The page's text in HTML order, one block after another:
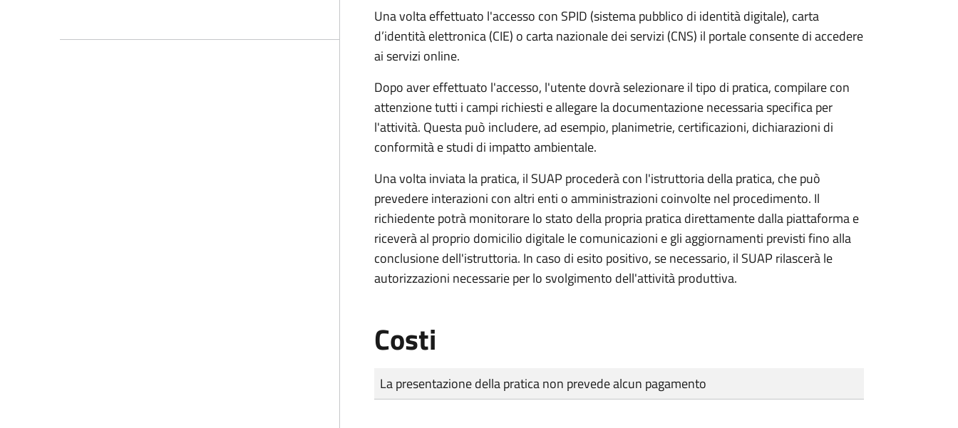
Una volta effettuato l'accesso con SPID (sistema pubblico di identità digitale), carta
d’identità elettronica (CIE) o carta nazionale dei servizi (CNS) il portale consente di accedere
ai servizi online.
Dopo aver effettuato l'accesso, l'utente dovrà selezionare il tipo di pratica, compilare con
attenzione tutti i campi richiesti e allegare la documentazione necessaria specifica per
l'attività. Questa può includere, ad esempio, planimetrie, certificazioni, dichiarazioni di
conformità e studi di impatto ambientale.
Una volta inviata la pratica, il SUAP procederà con l'istruttoria della pratica, che può
prevedere interazioni con altri enti o amministrazioni coinvolte nel procedimento. Il
richiedente potrà monitorare lo stato della propria pratica direttamente dalla piattaforma e
riceverà al proprio domicilio digitale le comunicazioni e gli aggiornamenti previsti fino alla
conclusione dell'istruttoria. In caso di esito positivo, se necessario, il SUAP rilascerà le
autorizzazioni necessarie per lo svolgimento dell'attività produttiva.
Costi
Tipo di pagamento
Importo
La presentazione della pratica non prevede alcun pagamento